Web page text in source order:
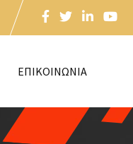
ΕΠΙΚΟΙΝΩΝΙΑ